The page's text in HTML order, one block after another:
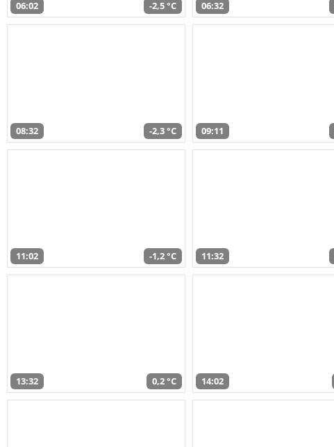
06:02 -2,5 °C 06:32
08:32 -2,3 °C 09:11
11:02 -1,2 °C 11:32
13:32 0,2 °C 14:02